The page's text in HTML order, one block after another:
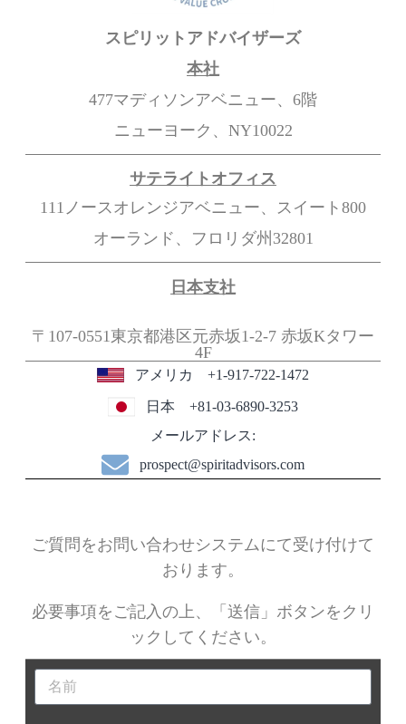
スピリットアドバイザーズ
本社
477マディソンアベニュー、6階
ニューヨーク、NY10022
サテライトオフィス
111ノースオレンジアベニュー、スイート800
オーランド、フロリダ州32801
日本支社
〒107-0551東京都港区元赤坂1-2-7 赤坂Kタワー
4F
アメリカ +1-917-722-1472
日本 +81-03-6890-3253
メールアドレス:
prospect@spiritadvisors.com
ご質問をお問い合わせシステムにて受け付けて
おります。
必要事項をご記入の上、「送信」ボタンをクリ
ックしてください。